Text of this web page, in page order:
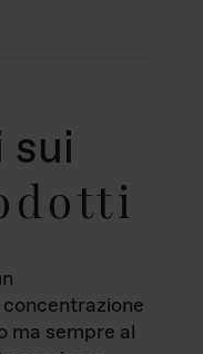
sui
ma sempre al